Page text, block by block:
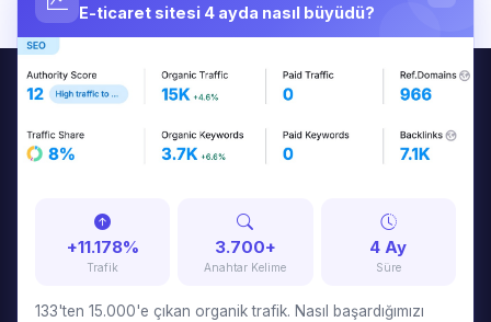
Tuna Özkurt
web tasarım konularında danışmanlık veriyorum.
E-ticaret sitesi 4 ayda nasıl büyüdü?
+11.178%
Trafik
3.700+
Anahtar Kelime
4 Ay
Süre
133'ten 15.000'e çıkan organik trafik. Nasıl başardığımızı